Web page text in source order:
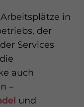
in
der
Services
auch
–
und